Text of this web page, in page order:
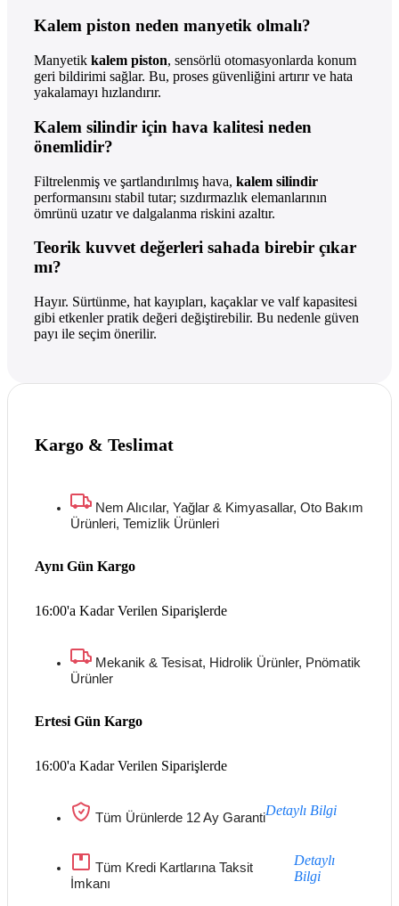
Kalem piston neden manyetik olmalı?
Manyetik kalem piston, sensörlü otomasyonlarda konum
geri bildirimi sağlar. Bu, proses güvenliğini artırır ve hata
yakalamayı hızlandırır.
Kalem silindir için hava kalitesi neden
önemlidir?
Filtrelenmiş ve şartlandırılmış hava, kalem silindir
performansını stabil tutar; sızdırmazlık elemanlarının
ömrünü uzatır ve dalgalanma riskini azaltır.
Teorik kuvvet değerleri sahada birebir çıkar
mı?
Hayır. Sürtünme, hat kayıpları, kaçaklar ve valf kapasitesi
gibi etkenler pratik değeri değiştirebilir. Bu nedenle güven
payı ile seçim önerilir.
Kargo & Teslimat
Nem Alıcılar, Yağlar & Kimyasallar, Oto Bakım
Ürünleri, Temizlik Ürünleri
16:00'a Kadar Verilen Siparişlerde
Aynı Gün Kargo
Mekanik & Tesisat, Hidrolik Ürünler, Pnömatik
Ürünler
16:00'a Kadar Verilen Siparişlerde
Ertesi Gün Kargo
Tüm Ürünlerde 12 Ay GarantiDetaylı Bilgi
Tüm Kredi Kartlarına Taksit
İmkanı
Detaylı
Bilgi